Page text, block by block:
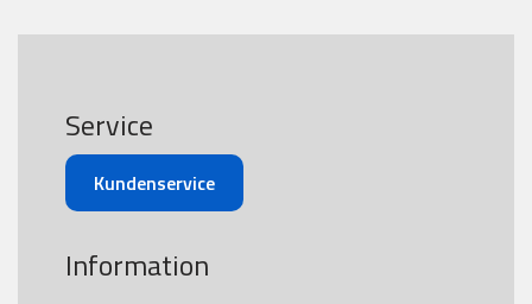
Service
Kundenservice
Information